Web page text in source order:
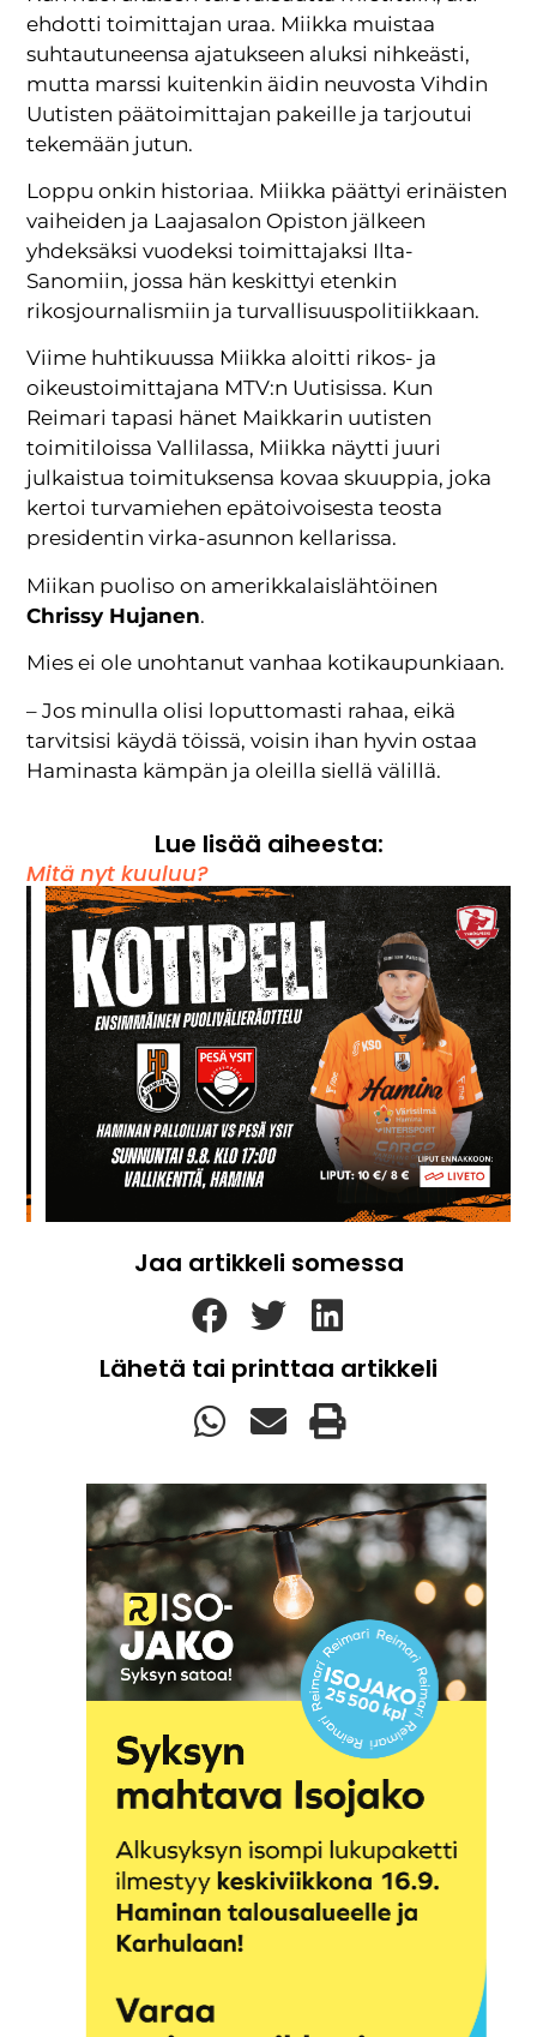
ehdotti toimittajan uraa. Miikka muistaa
suhtautuneensa ajatukseen aluksi nihkeästi,
mutta marssi kuitenkin äidin neuvosta Vihdin
Uutisten päätoimittajan pakeille ja tarjoutui
tekemään jutun.
Loppu onkin historiaa. Miikka päättyi erinäisten
vaiheiden ja Laajasalon Opiston jälkeen
yhdeksäksi vuodeksi toimittajaksi Ilta-
Sanomiin, jossa hän keskittyi etenkin
rikosjournalismiin ja turvallisuuspolitiikkaan.
Viime huhtikuussa Miikka aloitti rikos- ja
oikeustoimittajana MTV:n Uutisissa. Kun
Reimari tapasi hänet Maikkarin uutisten
toimitiloissa Vallilassa, Miikka näytti juuri
julkaistua toimituksensa kovaa skuuppia, joka
kertoi turvamiehen epätoivoisesta teosta
presidentin virka-asunnon kellarissa.
Miikan puoliso on amerikkalaislähtöinen
Chrissy Hujanen.
Mies ei ole unohtanut vanhaa kotikaupunkiaan.
– Jos minulla olisi loputtomasti rahaa, eikä
tarvitsisi käydä töissä, voisin ihan hyvin ostaa
Haminasta kämpän ja oleilla siellä välillä.
Lue lisää aiheesta:
Mitä nyt kuuluu?
Jaa artikkeli somessa
Lähetä tai printtaa artikkeli